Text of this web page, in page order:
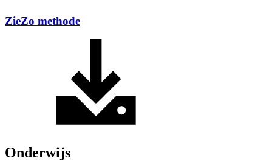
ZieZo methode
Onderwijs